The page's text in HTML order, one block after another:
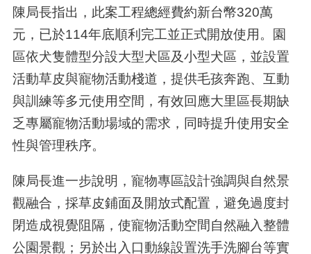
陳局長指出，此案工程總經費約新台幣320萬
元，已於114年底順利完工並正式開放使用。園
區依犬隻體型分設大型犬區及小型犬區，並設置
活動草皮與寵物活動棧道，提供毛孩奔跑、互動
與訓練等多元使用空間，有效回應大里區長期缺
乏專屬寵物活動場域的需求，同時提升使用安全
性與管理秩序。
陳局長進一步說明，寵物專區設計強調與自然景
觀融合，採草皮鋪面及開放式配置，避免過度封
閉造成視覺阻隔，使寵物活動空間自然融入整體
公園景觀；另於出入口動線設置洗手洗腳台等實